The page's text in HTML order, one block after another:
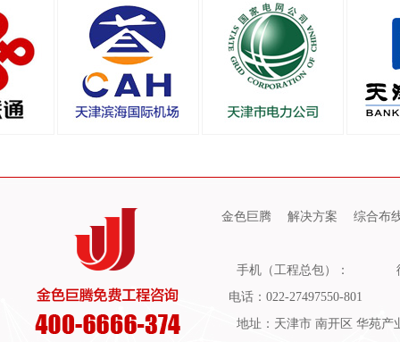
金色巨腾 解决方案 综合布
手机（工程总包）：
电话：022-27497550-801
地址：天津市 南开区 华苑产